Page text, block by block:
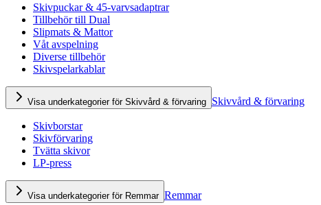
Skivpuckar & 45-varvsadaptrar
Tillbehör till Dual
Slipmats & Mattor
Våt avspelning
Diverse tillbehör
Skivspelarkablar
Visa underkategorier för Skivvård & förvaring Skivvård & förvaring
Skivborstar
Skivförvaring
Tvätta skivor
LP-press
Visa underkategorier för Remmar Remmar